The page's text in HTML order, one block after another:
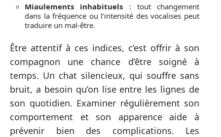
Miaulements inhabituels : tout changement
dans la fréquence ou l’intensité des vocalises peut
traduire un mal-être.
Être attentif à ces indices, c’est offrir à son
compagnon une chance d’être soigné à
temps. Un chat silencieux, qui souffre sans
bruit, a besoin qu’on lise entre les lignes de
son quotidien. Examiner régulièrement son
comportement et son apparence aide à
prévenir bien des complications. Les